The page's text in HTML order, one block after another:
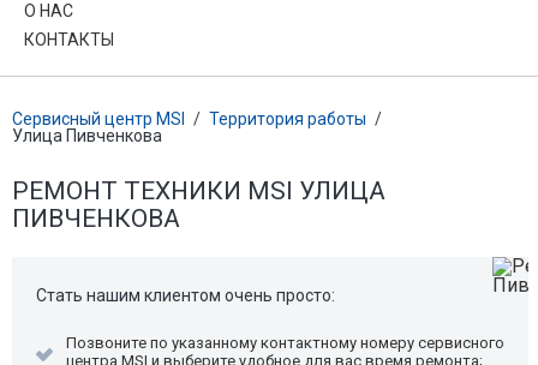
О НАС
КОНТАКТЫ
Сервисный центр MSI / Территория работы /
Улица Пивченкова
РЕМОНТ ТЕХНИКИ MSI УЛИЦА
ПИВЧЕНКОВА
Стать нашим клиентом очень просто:
Позвоните по указанному контактному номеру сервисного
центра MSI и выберите удобное для вас время ремонта;